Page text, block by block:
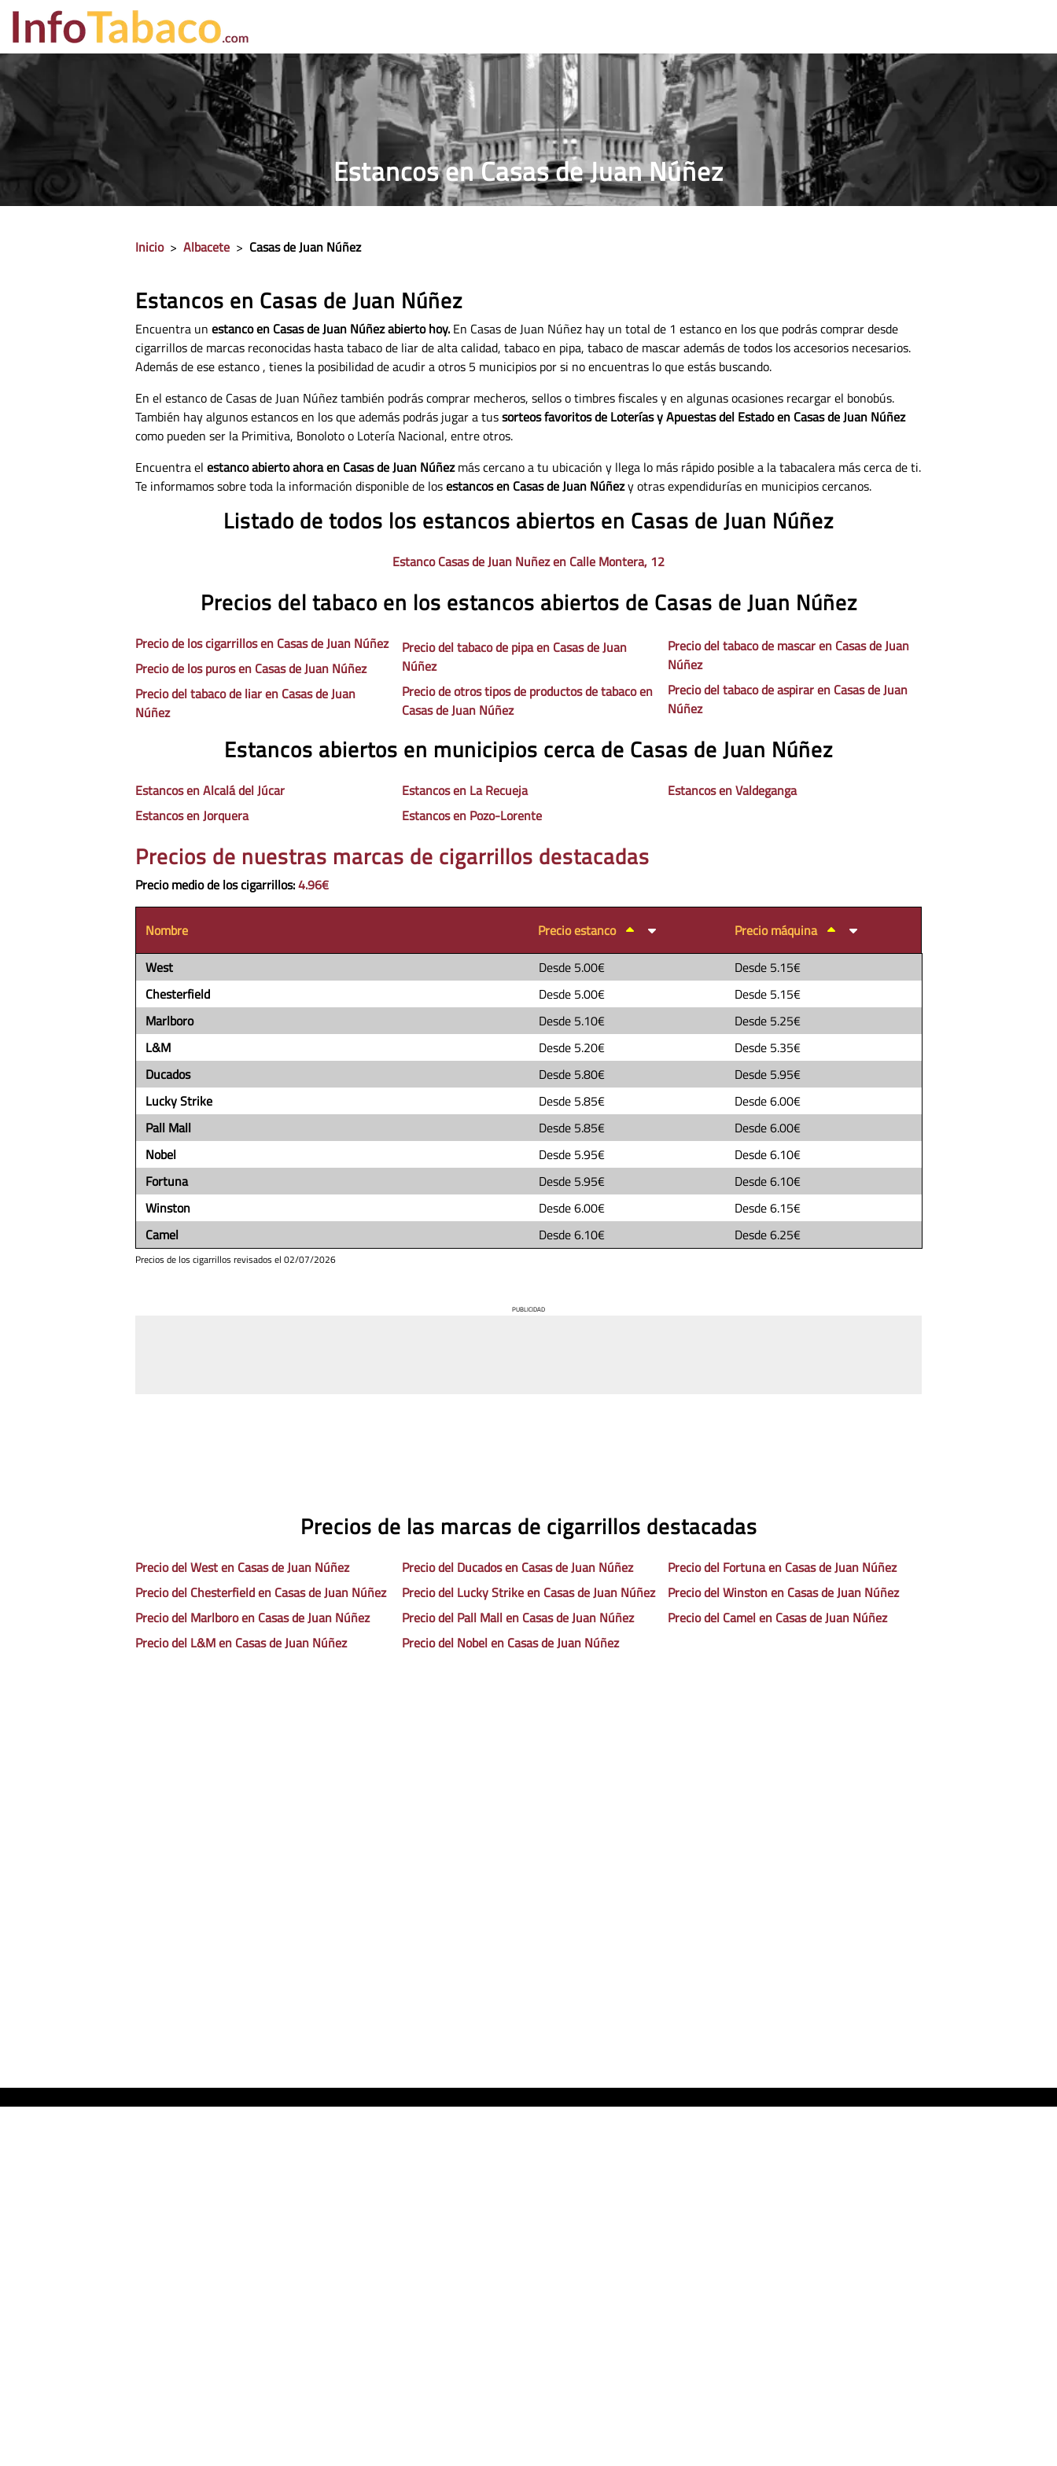
Estancos en Casas de Juan Núñez
Inicio > Albacete > Casas de Juan Núñez
Estancos en Casas de Juan Núñez
Encuentra un estanco en Casas de Juan Núñez abierto hoy. En Casas de Juan Núñez hay un total de 1 estanco en los que podrás comprar desde
cigarrillos de marcas reconocidas hasta tabaco de liar de alta calidad, tabaco en pipa, tabaco de mascar además de todos los accesorios necesarios.
Además de ese estanco , tienes la posibilidad de acudir a otros 5 municipios por si no encuentras lo que estás buscando.
En el estanco de Casas de Juan Núñez también podrás comprar mecheros, sellos o timbres fiscales y en algunas ocasiones recargar el bonobús.
También hay algunos estancos en los que además podrás jugar a tussorteos favoritos de Loterías y Apuestas del Estado en Casas de Juan Núñez
como pueden ser la Primitiva, Bonoloto o Lotería Nacional, entre otros.
Encuentra el estanco abierto ahora en Casas de Juan Núñezmás cercano a tu ubicación y llega lo más rápido posible a la tabacalera más cerca de ti.
Te informamos sobre toda la información disponible de losestancos en Casas de Juan Núñezy otras expendidurías en municipios cercanos.
Listado de todos los estancos abiertos en Casas de Juan Núñez
Estanco Casas de Juan Nuñez en Calle Montera, 12
Precios del tabaco en los estancos abiertos de Casas de Juan Núñez
Precio de los cigarrillos en Casas de Juan Núñez
Precio de los puros en Casas de Juan Núñez
Precio del tabaco de liar en Casas de Juan
Núñez
Precio del tabaco de pipa en Casas de Juan
Núñez
Precio de otros tipos de productos de tabaco en
Casas de Juan Núñez
Precio del tabaco de mascar en Casas de Juan
Núñez
Precio del tabaco de aspirar en Casas de Juan
Núñez
Estancos abiertos en municipios cerca de Casas de Juan Núñez
Estancos en Alcalá del Júcar
Estancos en Jorquera
Estancos en La Recueja
Estancos en Pozo-Lorente
Estancos en Valdeganga
Precios de nuestras marcas de cigarrillos destacadas
Precio medio de los cigarrillos:4.96€
Nombre Precio estanco
Precio máquina
West
Desde 5.00€ Desde 5.15€
Chesterfield
Desde 5.00€ Desde 5.15€
Marlboro
Desde 5.10€ Desde 5.25€
L&M
Desde 5.20€ Desde 5.35€
Ducados
Desde 5.80€ Desde 5.95€
Lucky Strike
Desde 5.85€ Desde6.00€
Pall Mall
Desde 5.85€ Desde6.00€
Nobel
Desde 5.95€ Desde6.10€
Fortuna
Desde 5.95€ Desde6.10€
Winston
Desde6.00€ Desde6.15€
Camel
Desde6.10€ Desde6.25€
Precios de los cigarrillos revisados el 02/07/2026
PUBLICIDAD
Precios de las marcas de cigarrillos destacadas
Precio del West en Casas de Juan Núñez
Precio del Chesterfield en Casas de Juan Núñez
Precio del Marlboro en Casas de Juan Núñez
Precio del L&M en Casas de Juan Núñez
Precio del Ducados en Casas de Juan Núñez
Precio del Lucky Strike en Casas de Juan Núñez
Precio del Pall Mall en Casas de Juan Núñez
Precio del Nobel en Casas de Juan Núñez
Precio del Fortuna en Casas de Juan Núñez
Precio del Winston en Casas de Juan Núñez
Precio del Camel en Casas de Juan Núñez